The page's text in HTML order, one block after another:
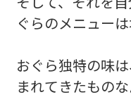
ぐらのメニュー
おぐら独特の味
まれてきたものな